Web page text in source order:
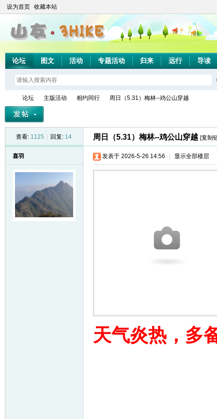
设为首页 收藏本站
论坛 图文 活动 专题活动 归来 远行 导读
论坛
›
主版活动
›
相约同行
›
周日（5.31）梅林--鸡公山穿越
查看: 1125 回复: 14 周日（5.31）梅林--鸡公山穿越 [复制
喜羽 发表于 2026-5-26 14:56 显示全部楼层
天气炎热，多